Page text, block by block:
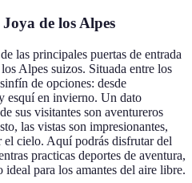
de los Alpes
las principales puertas de entrada
Alpes suizos. Situada entre los
de opciones: desde
esquí en invierno. Un dato
sus visitantes son aventureros
las vistas son impresionantes,
el cielo. Aquí podrás disfrutar del
practicas deportes de aventura,
para los amantes del aire libre.